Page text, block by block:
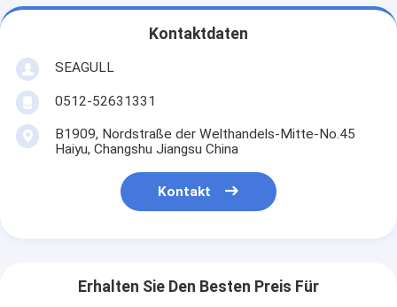
Kontaktdaten
SEAGULL
0512-52631331
B1909, Nordstraße der Welthandels-Mitte-No.45
Haiyu, Changshu Jiangsu China
Kontakt
Erhalten Sie Den Besten Preis Für